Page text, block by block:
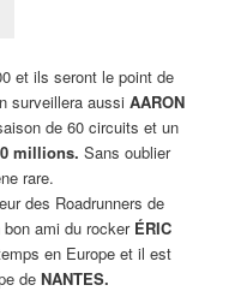
et ils seront le point de
surveillera aussi AARON
de 60 circuits et un
millions. Sans oublier
rare.
des Roadrunners de
ami du rocker ÉRIC
en Europe et il est
de NANTES.